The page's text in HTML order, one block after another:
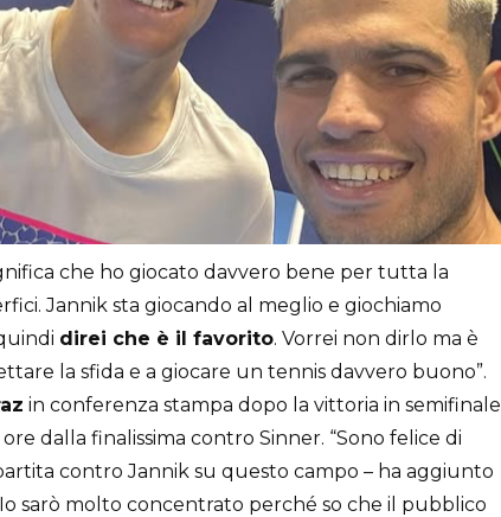
che ho giocato davvero bene per tutta la
Jannik sta giocando al meglio e giochiamo
direi che è il favorito. Vorrei non dirlo ma è
la sfida e a giocare un tennis davvero buono”.
in conferenza stampa dopo la vittoria in semifinale
dalla finalissima contro Sinner. “Sono felice di
contro Jannik su questo campo – ha aggiunto
sarò molto concentrato perché so che il pubblico